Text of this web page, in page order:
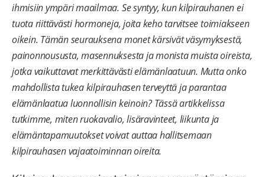
ihmisiin ympäri maailmaa. Se syntyy, kun kilpirauhanen ei
tuota riittävästi hormoneja, joita keho tarvitsee toimiakseen
oikein. Tämän seurauksena monet kärsivät väsymyksestä,
painonnoususta, masennuksesta ja monista muista oireista,
jotka vaikuttavat merkittävästi elämänlaatuun. Mutta onko
mahdollista tukea kilpirauhasen terveyttä ja parantaa
elämänlaatua luonnollisin keinoin? Tässä artikkelissa
tutkimme, miten ruokavalio, lisäravinteet, liikunta ja
elämäntapamuutokset voivat auttaa hallitsemaan
kilpirauhasen vajaatoiminnan oireita.